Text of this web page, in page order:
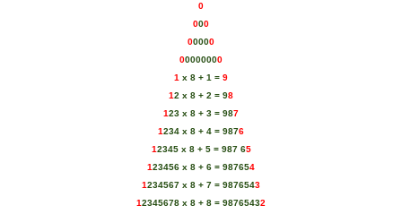
0
000
00000
00000000
1 x 8 + 1 = 9
12 x 8 + 2 = 98
123 x 8 + 3 = 987
1234 x 8 + 4 = 9876
12345 x 8 + 5 = 987 65
123456 x 8 + 6 = 987654
1234567 x 8 + 7 = 9876543
12345678 x 8 + 8 = 98765432